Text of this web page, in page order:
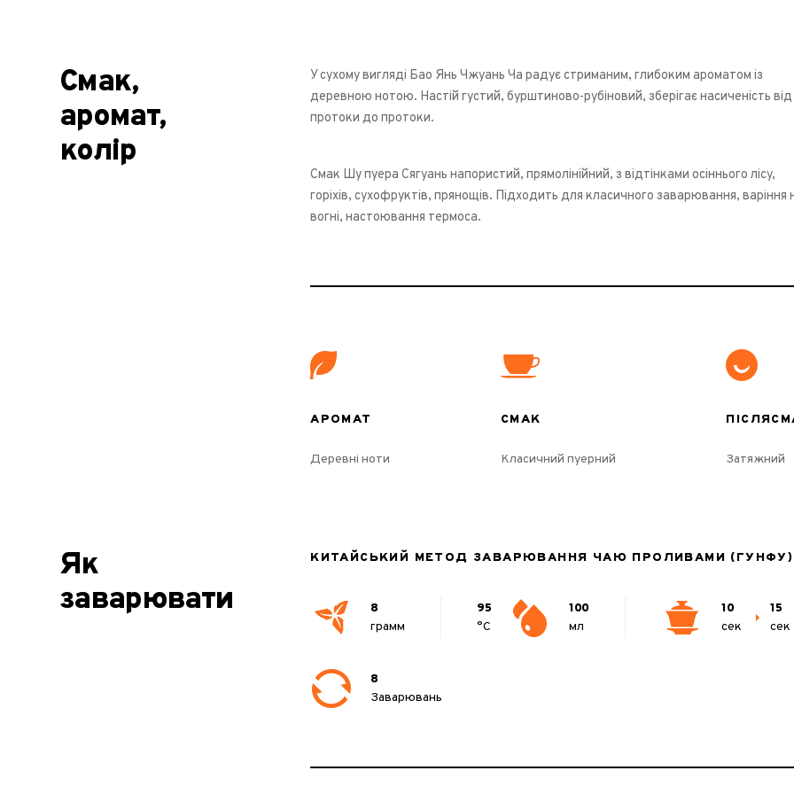
Смак,
аромат,
колір
У сухому вигляді Бао Янь Чжуань Ча радує стриманим, глибоким ароматом із
деревною нотою. Настій густий, бурштиново-рубіновий, зберігає насиченість від
протоки до протоки.
Смак Шу пуера Сягуань напористий, прямолінійний, з відтінками осіннього лісу,
горіхів, сухофруктів, прянощів. Підходить для класичного заварювання, варіння
вогні, настоювання термоса.
АРОМАТ
Деревні ноти
СМАК
Класичний пуерний Затяжний
Як
заварювати
КИТАЙСЬКИЙ МЕТОД ЗАВАРЮВАННЯ ЧАЮ ПРОЛИВАМИ (ГУНФУ)
8
грамм
95
°C
100
мл
10
сек
15
сек
8
Заварювань